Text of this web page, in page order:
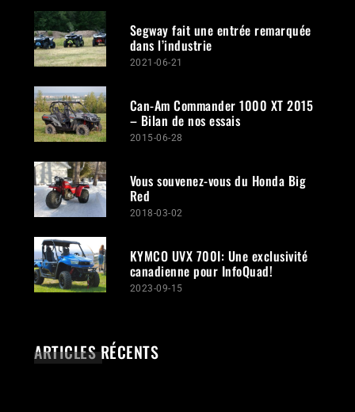
Segway fait une entrée remarquée
dans l’industrie
2021-06-21
Can-Am Commander 1000 XT 2015
– Bilan de nos essais
2015-06-28
Vous souvenez-vous du Honda Big
Red
2018-03-02
KYMCO UVX 700I: Une exclusivité
canadienne pour InfoQuad!
2023-09-15
ARTICLES RÉCENTS